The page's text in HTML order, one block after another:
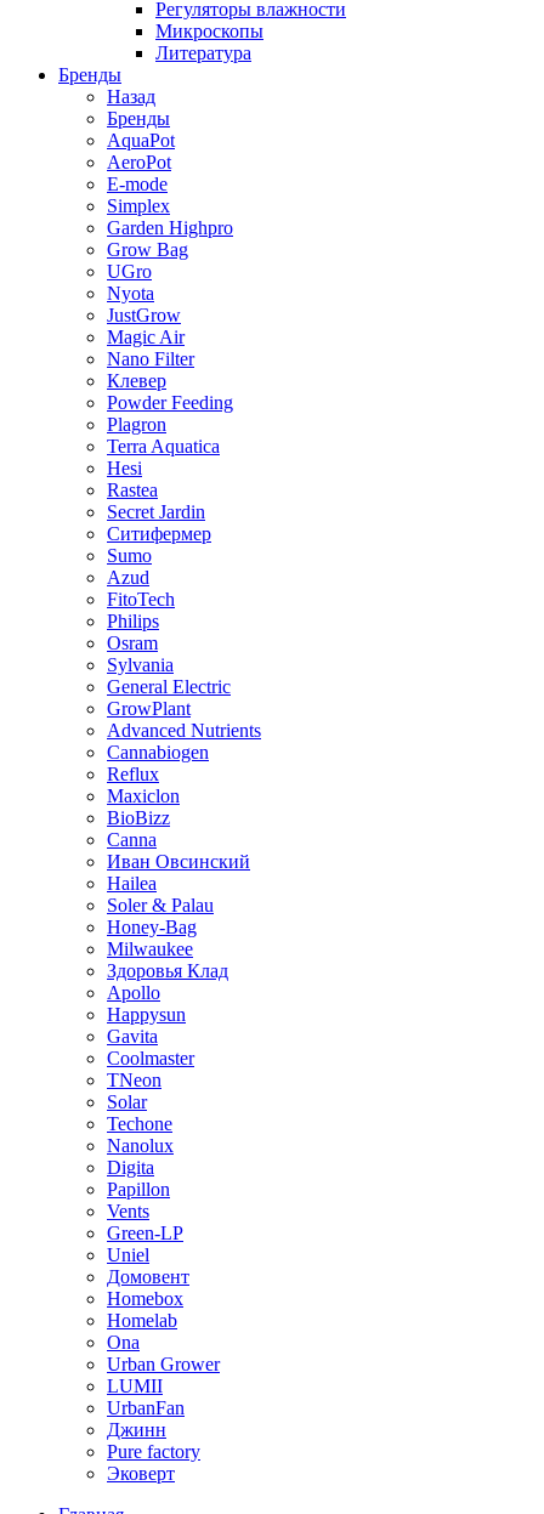
Регуляторы влажности
Микроскопы
Литература
Бренды
Назад
Бренды
AquaPot
AeroPot
E-mode
Simplex
Garden Highpro
Grow Bag
UGro
Nyota
JustGrow
Magic Air
Nano Filter
Клевер
Powder Feeding
Plagron
Terra Aquatica
Hesi
Rastea
Secret Jardin
Ситифермер
Sumo
Azud
FitoTech
Philips
Osram
Sylvania
General Electric
GrowPlant
Advanced Nutrients
Cannabiogen
Reflux
Maxiclon
BioBizz
Canna
Иван Овсинский
Hailea
Soler & Palau
Honey-Bag
Milwaukee
Здоровья Клад
Apollo
Happysun
Gavita
Coolmaster
TNeon
Solar
Techone
Nanolux
Digita
Papillon
Vents
Green-LP
Uniel
Домовент
Homebox
Homelab
Ona
Urban Grower
LUMII
UrbanFan
Джинн
Pure factory
Эковерт